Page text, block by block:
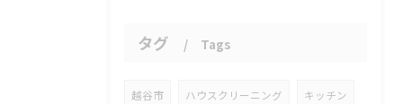
タグ Tags
越谷市 ハウスクリーニング キッチン